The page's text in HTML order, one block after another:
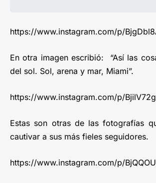
https://www.instagram.com/p/
En otra imagen escribió: “Así las
del sol. Sol, arena y mar, Miami”.
https://www.instagram.com/p/
Estas son otras de las fotografías
cautivar a sus más fieles seguidores.
https://www.instagram.com/p/